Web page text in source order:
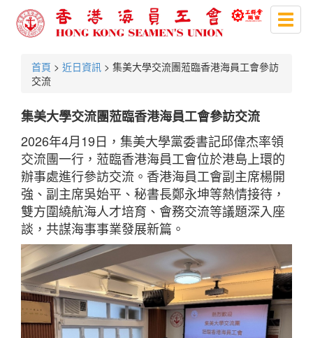
首頁 > 近日資訊 > 集美大學交流團蒞臨香港海員工會參訪
交流
集美大學交流團蒞臨香港海員工會參訪交流
2026年4月19日，集美大學黨委書記邱偉杰率領
交流團一行，蒞臨香港海員工會位於港島上環的
辦事處進行參訪交流。香港海員工會副主席楊開
強、副主席吳始平、秘書長鄭永坤等熱情接待，
雙方圍繞航海人才培育、會務交流等議題深入座
談，共謀海事事業發展新篇。